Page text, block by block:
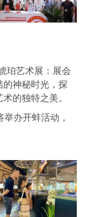
艺术展：展会
神秘时光，探
的独特之美。
办开蚌活动，